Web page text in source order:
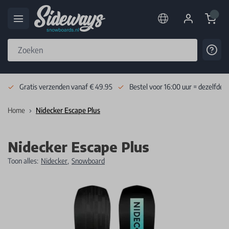
Cart
Gratis verzenden vanaf € 49.95 Bestel voor 16:00 uur = dezelfde
Home Nidecker Escape Plus
Nidecker Escape Plus
Toon alles: Nidecker, Snowboard